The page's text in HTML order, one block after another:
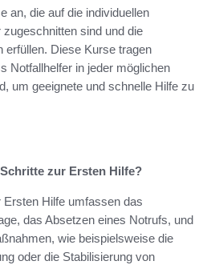
an, die auf die individuellen
sind und die
erfüllen. Diese Kurse tragen
Notfallhelfer in jeder möglichen
um geeignete und schnelle Hilfe zu
zur Ersten Hilfe?
Hilfe umfassen das
das Absetzen eines Notrufs, und
wie beispielsweise die
oder die Stabilisierung von